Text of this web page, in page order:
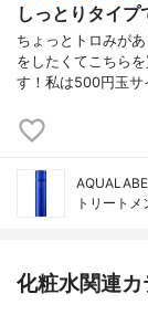
しっとりタイプ
ちょっとトロみが
をしたくてこちら
す！私は500円玉
トリート
化粧水関連